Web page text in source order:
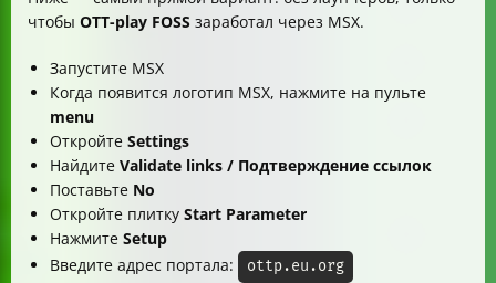
чтобы OTT-play FOSS заработал через MSX.
Запустите MSX
Когда появится логотип MSX, нажмите на пульте
menu
Откройте Settings
Найдите Validate links / Подтверждение ссылок
Поставьте No
Откройте плитку Start Parameter
Нажмите Setup
Введите адрес портала:
ottp.eu.org